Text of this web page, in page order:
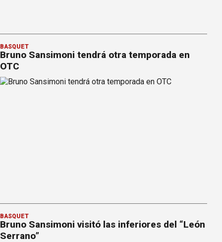
BÁSQUET
Bruno Sansimoni tendrá otra temporada en
OTC
BÁSQUET
Bruno Sansimoni visitó las inferiores del “León
Serrano”